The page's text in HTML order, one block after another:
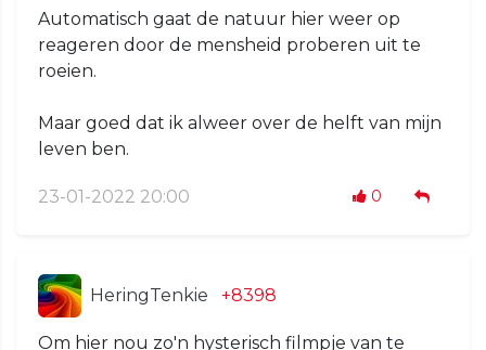
Automatisch gaat de natuur hier weer op
reageren door de mensheid proberen uit te
roeien.
Maar goed dat ik alweer over de helft van mijn
leven ben.
23-01-2022 20:00 0
HeringTenkie +8398
Om hier nou zo'n hysterisch filmpje van te